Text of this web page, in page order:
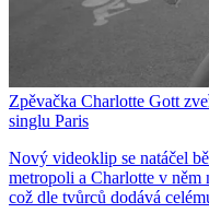
Zpěvačka Charlotte Gott
singlu Paris
Nový videoklip se natáčel
metropoli a Charlotte v něm
což dle tvůrců dodává